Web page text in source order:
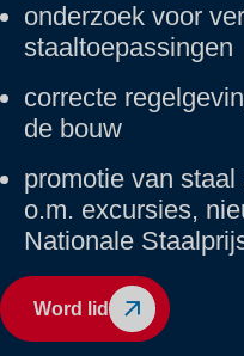
onderzoek voor
staaltoepassingen
correcte
de bouw
promotie van
o.m. excursies,
Nationale
Word lid